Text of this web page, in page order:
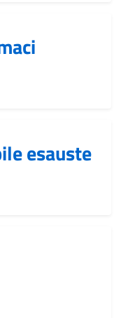
esauste